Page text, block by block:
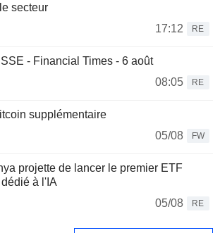
secteur
17:12
RE
- Financial Times - 6 août
08:05
RE
supplémentaire
05/08
FW
projette de lancer le premier ETF
à l'IA
05/08
RE